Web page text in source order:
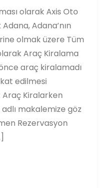
olarak Axis Oto
Adana’nın
olmak üzere Tüm
Araç Kiralama
araç kiralamadı
edilmesi
Kiralarken
makalemize göz
Rezervasyon